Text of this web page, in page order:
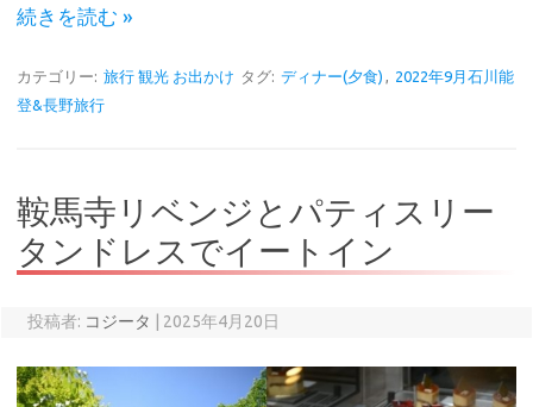
続きを読む »
カテゴリー: 旅行 観光 お出かけ タグ: ディナー(夕食) , 2022年9月石川能
登&長野旅行
鞍馬寺リベンジとパティスリー
タンドレスでイートイン
投稿者: コジータ 2025年4月20日